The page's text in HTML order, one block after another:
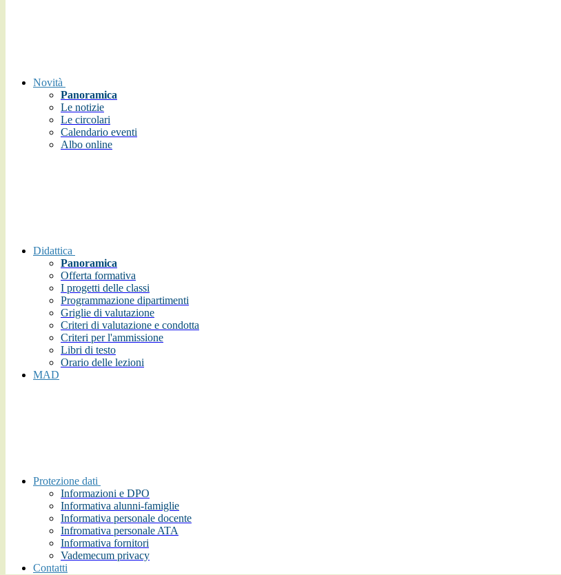
Novità
Panoramica
Le notizie
Le circolari
Calendario eventi
Albo online
Didattica
Panoramica
Offerta formativa
I progetti delle classi
Programmazione dipartimenti
Griglie di valutazione
Criteri di valutazione e condotta
Criteri per l'ammissione
Libri di testo
Orario delle lezioni
MAD
Protezione dati
Informazioni e DPO
Informativa alunni-famiglie
Informativa personale docente
Infromativa personale ATA
Informativa fornitori
Vademecum privacy
Contatti